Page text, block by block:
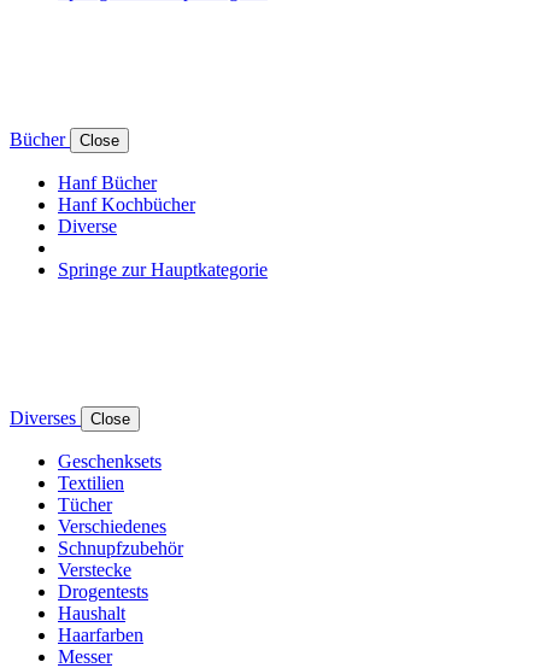
Bücher Close
Hanf Bücher
Hanf Kochbücher
Diverse
Springe zur Hauptkategorie
Diverses Close
Geschenksets
Textilien
Tücher
Verschiedenes
Schnupfzubehör
Verstecke
Drogentests
Haushalt
Haarfarben
Messer